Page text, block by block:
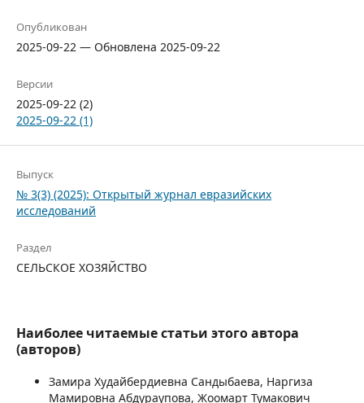
Опубликован
2025-09-22 — Обновлена 2025-09-22
Версии
2025-09-22 (2)
2025-09-22 (1)
Выпуск
№ 3(3) (2025): Открытый журнал евразийских
исследований
Раздел
СЕЛЬСКОЕ ХОЗЯЙСТВО
Наиболее читаемые статьи этого автора
(авторов)
Замира Худайбердиевна Сандыбаева, Наргиза
Мамировна Абдураупова, Жоомарт Тумакович